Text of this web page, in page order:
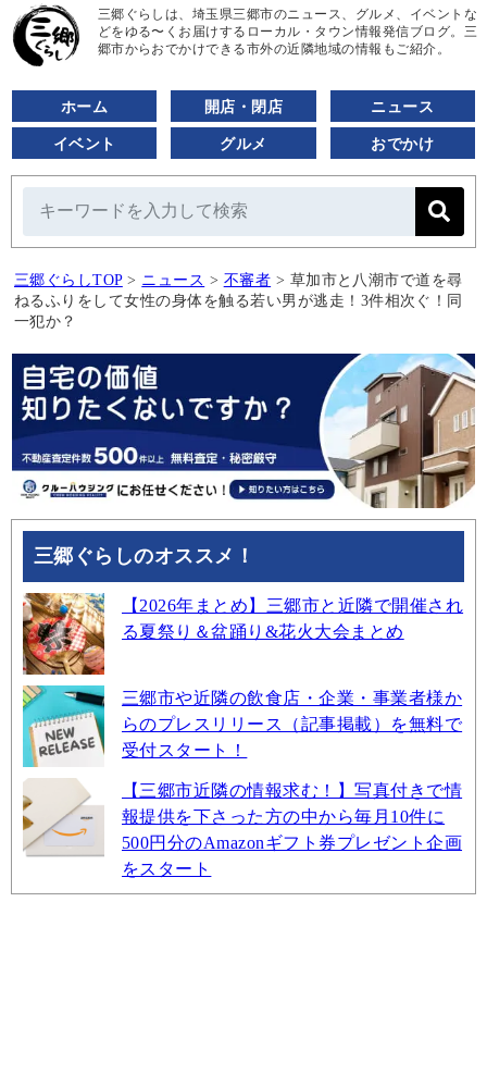
三郷ぐらしは、埼玉県三郷市のニュース、グルメ、イベントな
どをゆる〜くお届けするローカル・タウン情報発信ブログ。三
郷市からおでかけできる市外の近隣地域の情報もご紹介。
ホーム 開店・閉店 ニュース
イベント グルメ おでかけ
三郷ぐらしTOP > ニュース > 不審者 > 草加市と八潮市で道を尋
ねるふりをして女性の身体を触る若い男が逃走！3件相次ぐ！同
一犯か？
三郷ぐらしのオススメ！
【2026年まとめ】三郷市と近隣で開催され
る夏祭り＆盆踊り&花火大会まとめ
三郷市や近隣の飲食店・企業・事業者様か
らのプレスリリース（記事掲載）を無料で
受付スタート！
【三郷市近隣の情報求む！】写真付きで情
報提供を下さった方の中から毎月10件に
500円分のAmazonギフト券プレゼント企画
をスタート